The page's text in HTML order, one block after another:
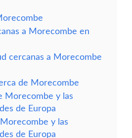
a Morecombe en
cercanas a Morecombe
de Morecombe
Morecombe y las
de Europa
y las
de Europa